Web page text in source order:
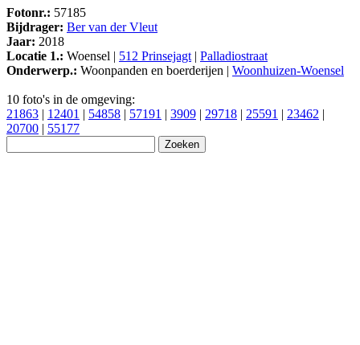
Fotonr.: 57185
Bijdrager: Ber van der Vleut
Jaar: 2018
Locatie 1.: Woensel | 512 Prinsejagt | Palladiostraat
Onderwerp.: Woonpanden en boerderijen | Woonhuizen-Woensel
10 foto's in de omgeving:
21863 | 12401 | 54858 | 57191 | 3909 | 29718 | 25591 | 23462 |
20700 | 55177